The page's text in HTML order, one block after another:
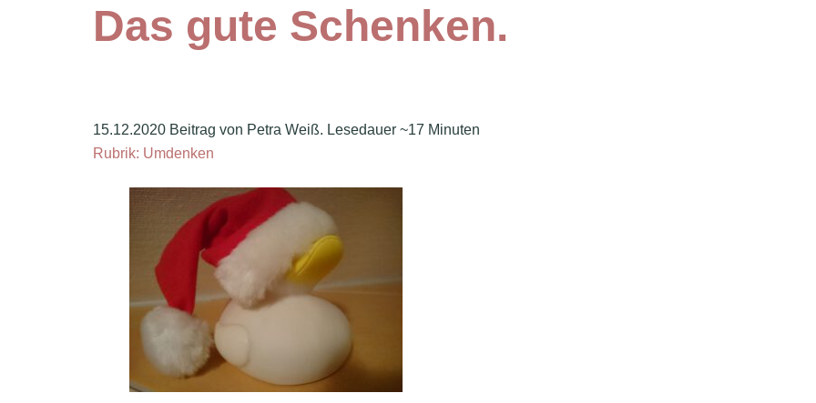
Das gute Schenken.
15.12.2020 Beitrag von Petra Weiß. Lesedauer ~17 Minuten
Rubrik: Umdenken